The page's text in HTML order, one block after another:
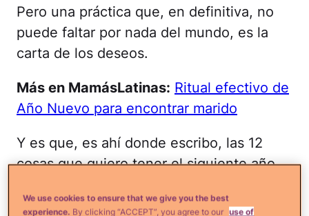
Pero una práctica que, en definitiva, no
puede faltar por nada del mundo, es la
carta de los deseos.
Más en MamásLatinas: Ritual efectivo de
Año Nuevo para encontrar marido
Y es que, es ahí donde escribo, las 12
cosas que quiero tener el siguiente año.
un momento a solas, trayendo a mi
We use cookies to ensure that we give you the best
experience. By clicking “ACCEPT”, you agree to our use of